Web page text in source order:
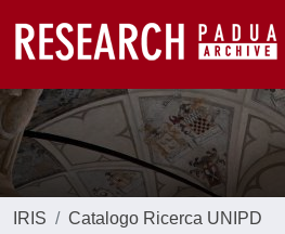
IRIS
Catalogo Ricerca UNIPD